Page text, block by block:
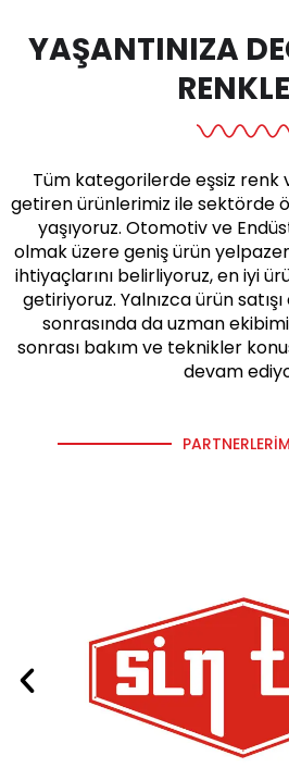
YAŞANTINIZA
Tüm kategorilerde eşsiz
getiren ürünlerimiz ile sektörde
yaşıyoruz. Otomotiv ve
olmak üzere geniş ürün
ihtiyaçlarını belirliyoruz, en iyi
getiriyoruz. Yalnızca ürün
sonrasında da uzman
sonrası bakım ve teknikler
devam